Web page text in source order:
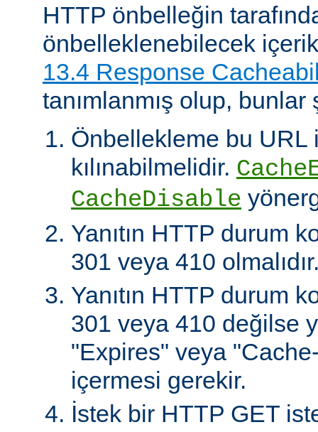
HTTP önbelleğin
önbelleklenebilecek
13.4 Response
tanımlanmış olup,
Önbellekleme bu URL
kılınabilmelidir.
CacheDisable
Yanıtın HTTP durum
301 veya 410
Yanıtın HTTP durum
301 veya 410 değilse
"Expires" veya
içermesi gerekir.
İstek bir HTTP GET